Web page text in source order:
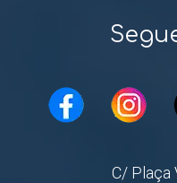
C/ Plaça